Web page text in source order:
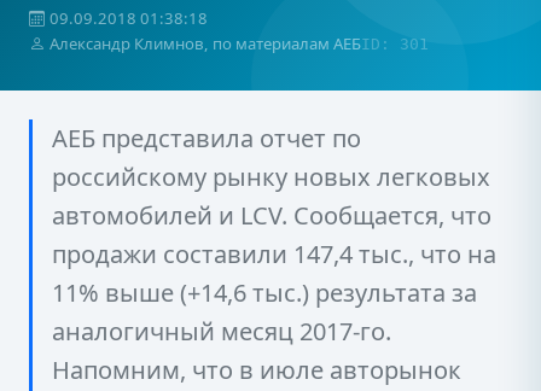
09.09.2018 01:38:18
Александр Климнов, по материалам АЕБID: 301
АЕБ представила отчет по
российскому рынку новых легковых
автомобилей и LCV. Сообщается, что
продажи составили 147,4 тыс., что на
11% выше (+14,6 тыс.) результата за
аналогичный месяц 2017-го.
Напомним, что в июле авторынок